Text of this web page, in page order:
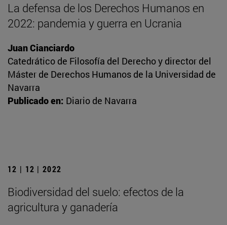
La defensa de los Derechos Humanos en
2022: pandemia y guerra en Ucrania
Juan Cianciardo
Catedrático de Filosofía del Derecho y director del
Máster de Derechos Humanos de la Universidad de
Navarra
Publicado en: Diario de Navarra
12 | 12 | 2022
Biodiversidad del suelo: efectos de la
agricultura y ganadería